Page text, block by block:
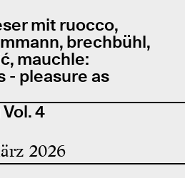
mit ruocco,
brechbühl,
mauchle:
- pleasure as
4
2026